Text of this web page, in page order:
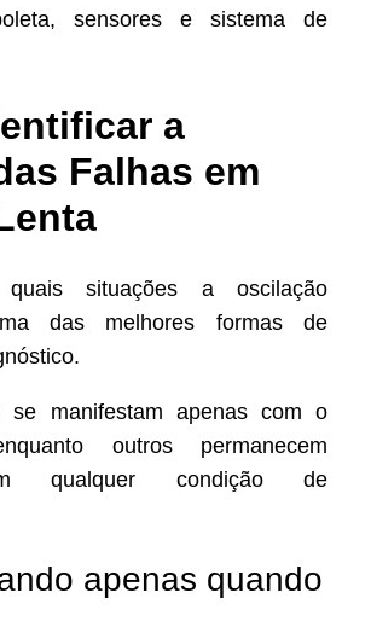
sensores e sistema de
a
Falhas em
situações a oscilação
das melhores formas de
se manifestam apenas com o
outros permanecem
qualquer condição de
apenas quando